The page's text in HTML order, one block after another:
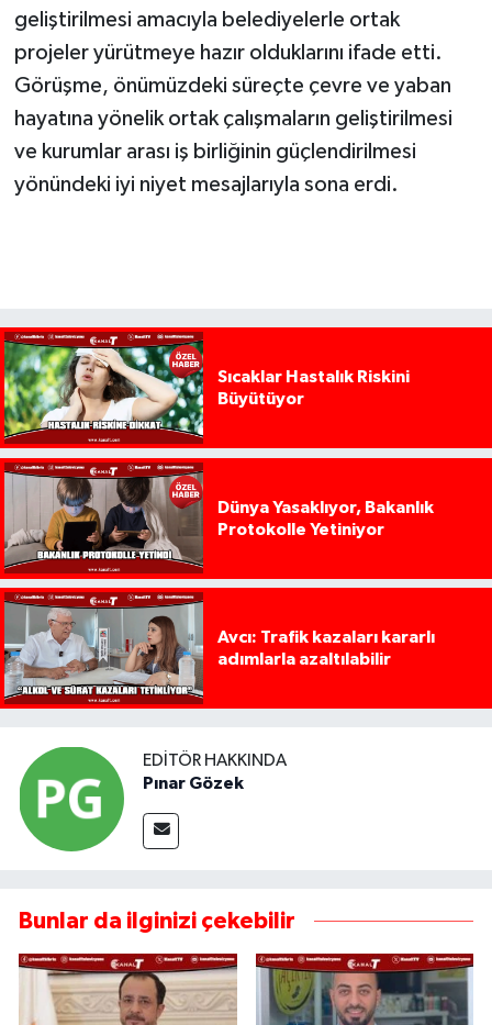
geliştirilmesi amacıyla belediyelerle ortak
projeler yürütmeye hazır olduklarını ifade etti.
Görüşme, önümüzdeki süreçte çevre ve yaban
hayatına yönelik ortak çalışmaların geliştirilmesi
ve kurumlar arası iş birliğinin güçlendirilmesi
yönündeki iyi niyet mesajlarıyla sona erdi.
Sıcaklar Hastalık Riskini
Büyütüyor
Dünya Yasaklıyor, Bakanlık
Protokolle Yetiniyor
Avcı: Trafik kazaları kararlı
adımlarla azaltılabilir
EDITÖR HAKKINDA
Pınar Gözek
Bunlar da ilginizi çekebilir